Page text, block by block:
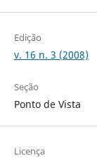
Edição
v. 16 n. 3 (2008)
Seção
Ponto de Vista
Licença